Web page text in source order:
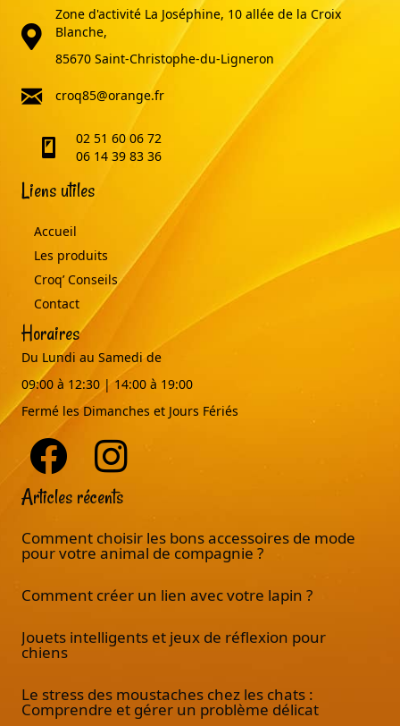
adresse
Zone d'activité La Joséphine, 10 allée de la Croix
Blanche,
85670 Saint-Christophe-du-Ligneron
email
croq85@orange.fr
telephone02 51 60 06 72
06 14 39 83 36
Liens utiles
Accueil
Les produits
Croq’ Conseils
Contact
Horaires
Du Lundi au Samedi de
09:00 à 12:30 | 14:00 à 19:00
Fermé les Dimanches et Jours Fériés
Articles récents
Comment choisir les bons accessoires de mode
pour votre animal de compagnie ?
Comment créer un lien avec votre lapin ?
Jouets intelligents et jeux de réflexion pour
chiens
Le stress des moustaches chez les chats :
Comprendre et gérer un problème délicat